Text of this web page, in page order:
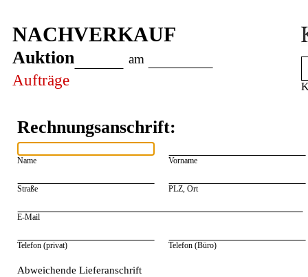
NACHVERKAUF
Auktion am
Aufträge
Rechnungsanschrift:
Name Vorname
Straße PLZ, Ort
E-Mail
Telefon (privat) Telefon (Büro)
Abweichende Lieferanschrift